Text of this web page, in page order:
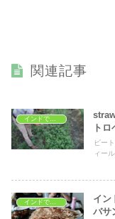
関連記事
ト
ビー
ィー
インドでショッピング
イン
バサ